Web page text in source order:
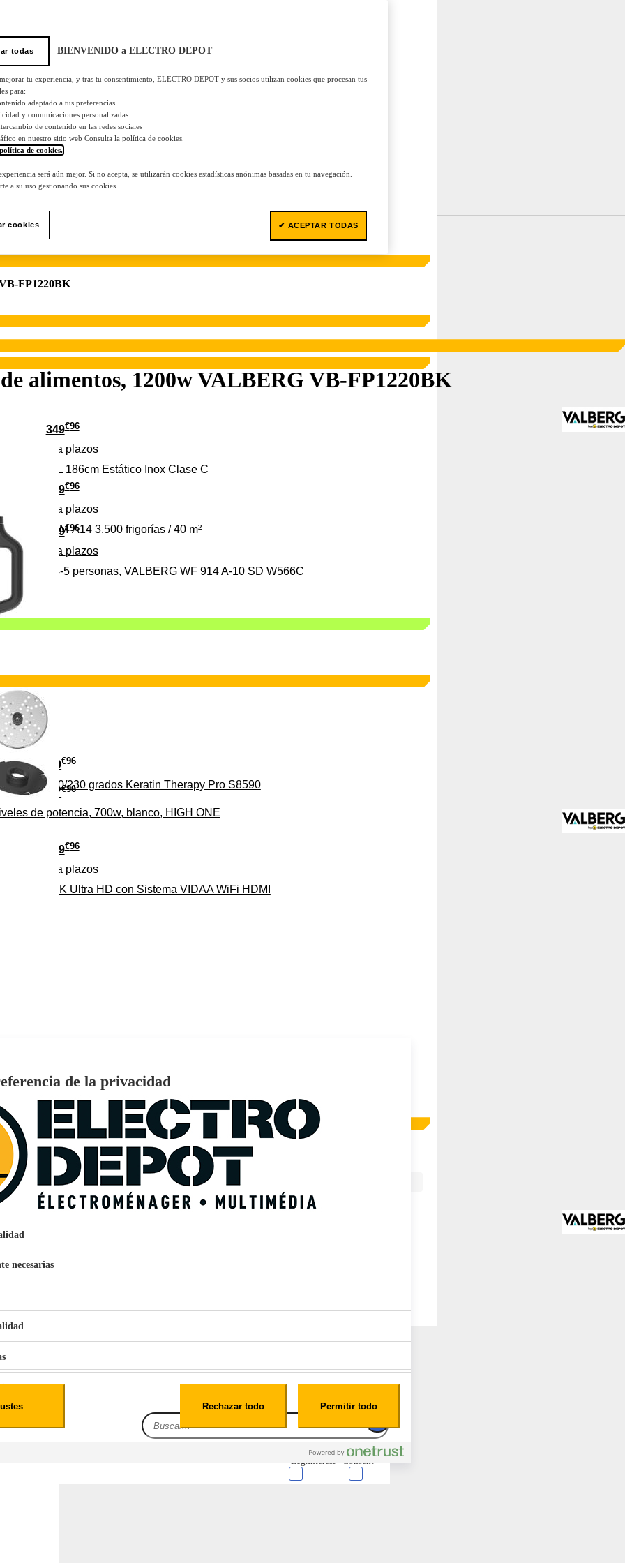
279€96
Pago a plazos
para 4-5 personas, VALBERG WF 914 A-10 SD W566C
349€96
Pago a plazos
315 C 315L 186cm Estático Inox Clase C
37€96
de potencia, 700w, blanco, HIGH ONE
369€96
Pago a plazos
CLIM-A14 3.500 frigorías / 40 m²
1,1L Limpia Sofás Alfombras Coche SP3
29€96
160/230 grados Keratin Therapy Pro S8590
279€96
Pago a plazos
EL 4K Ultra HD con Sistema VIDAA WiFi HDMI
159€ 96
Pago aplazos
EcoTank EPSON ET-2861
FP1220BK
alimentos, 1200w VALBERG VB-FP1220BK
todas BIENVENIDO a ELECTRO DEPOT
tu experiencia, y tras tu consentimiento, ELECTRO DEPOT y sus socios utilizan cookies que procesan tus
para:
adaptado a tus preferencias
y comunicaciones personalizadas
de contenido en las redes sociales
en nuestro sitio web Consulta la política de cookies.
de cookies.
será aún mejor. Si no acepta, se utilizarán cookies estadísticas anónimas basadas en tu navegación.
a su uso gestionando sus cookies.
cookies ✔ ACEPTAR TODAS
de la privacidad
necesarias
web, los datos pueden almacenarse o recuperarse de tu navegador, generalmente en forma de cookies.
Consent
Leg.Interest
Rechazar todo Permitir todo